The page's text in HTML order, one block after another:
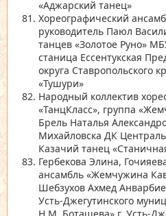
«Аджарский танец»
Хореографический
руководитель Паюл
танцев «Золотое Руно»
станица Ессентукская
округа Ставропольского
«Тушури»
Народный коллектив
«ТанцКласс», группа
Брель Наталья
Михайловска ДК
Казачий танец
Гербекова Элина,
ансамбль «Жемчужина
Шебзухов Ахмед
Усть-Джегутинского